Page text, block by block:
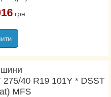
грн
шини
40 R19 101Y * DSST
MFS